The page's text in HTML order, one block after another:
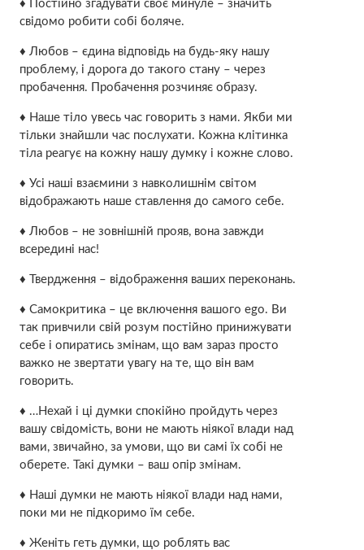
♦ Постійно згадувати своє минуле – значить
свідомо робити собі боляче.
♦ Любов – єдина відповідь на будь-яку нашу
проблему, і дорога до такого стану – через
пробачення. Пробачення розчиняє образу.
♦ Наше тіло увесь час говорить з нами. Якби ми
тільки знайшли час послухати. Кожна клітинка
тіла реагує на кожну нашу думку і кожне слово.
♦ Усі наші взаємини з навколишнім світом
відображають наше ставлення до самого себе.
♦ Любов – не зовнішній прояв, вона завжди
всередині нас!
♦ Твердження – відображення ваших переконань.
♦ Самокритика – це включення вашого ego. Ви
так привчили свій розум постійно принижувати
себе і опиратись змінам, що вам зараз просто
важко не звертати увагу на те, що він вам
говорить.
♦ …Нехай і ці думки спокійно пройдуть через
вашу свідомість, вони не мають ніякої влади над
вами, звичайно, за умови, що ви самі їх собі не
оберете. Такі думки – ваш опір змінам.
♦ Наші думки не мають ніякої влади над нами,
поки ми не підкоримо їм себе.
♦ Женіть геть думки, що роблять вас